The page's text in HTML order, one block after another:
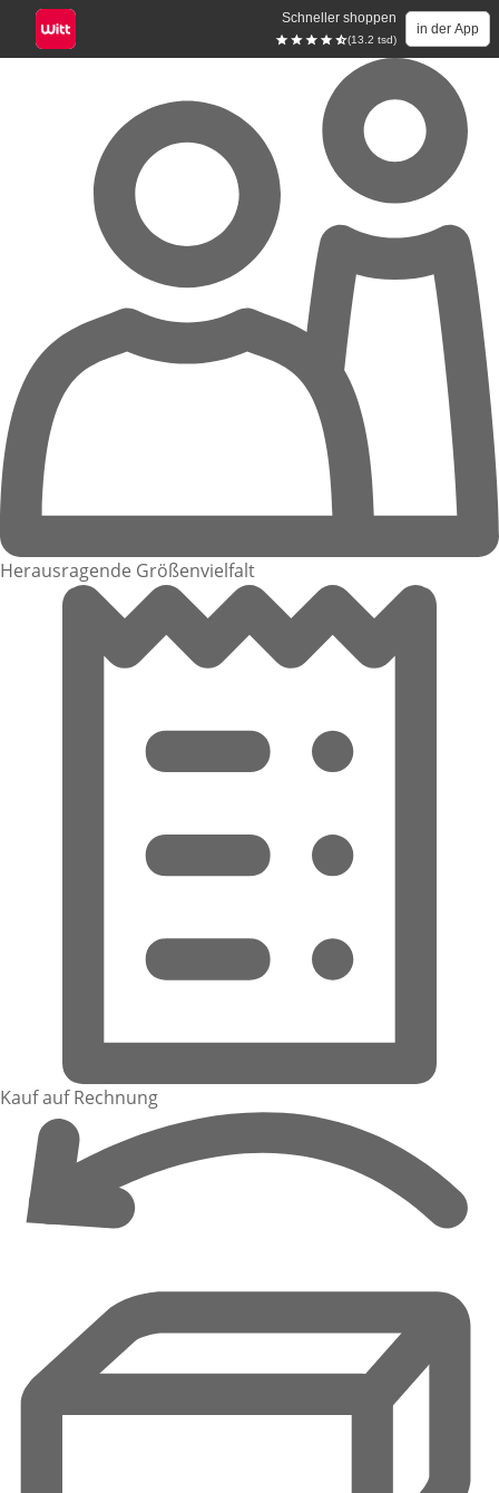
Schneller shoppen
(13.2 tsd)
in der App
Herausragende Größenvielfalt
Kauf auf Rechnung